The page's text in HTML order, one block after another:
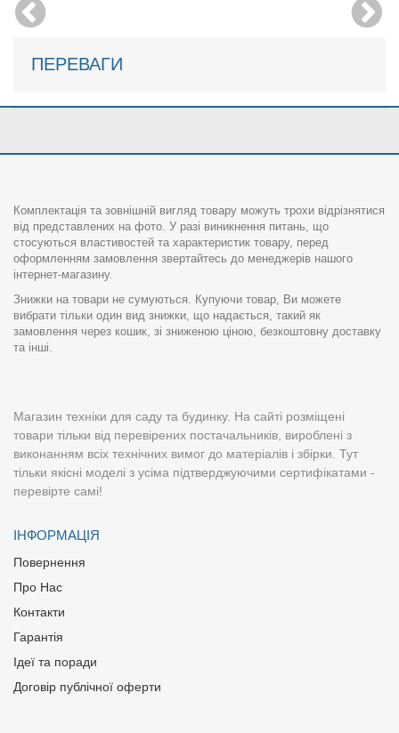
ПЕРЕВАГИ
Комплектація та зовнішній вигляд товару можуть трохи відрізнятися
від представлених на фото. У разі виникнення питань, що
стосуються властивостей та характеристик товару, перед
оформленням замовлення звертайтесь до менеджерів нашого
інтернет-магазину.
Знижки на товари не сумуються. Купуючи товар, Ви можете
вибрати тільки один вид знижки, що надається, такий як
замовлення через кошик, зі зниженою ціною, безкоштовну доставку
та інші.
Магазин техніки для саду та будинку. На сайті розміщені
товари тільки від перевірених постачальників, вироблені з
виконанням всіх технічних вимог до матеріалів і збірки. Тут
тільки якісні моделі з усіма підтверджуючими сертифікатами -
перевірте самі!
ІНФОРМАЦІЯ
Повернення
Про Нас
Контакти
Гарантія
Ідеї та поради
Договір публічної оферти